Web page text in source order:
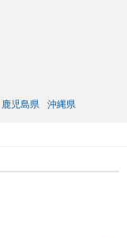
鹿児島県 沖縄県